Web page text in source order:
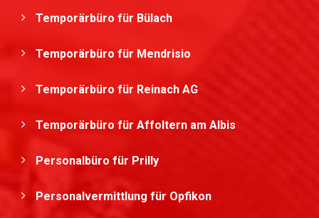
Temporärbüro für Bülach
Temporärbüro für Mendrisio
Temporärbüro für Reinach AG
Temporärbüro für Affoltern am Albis
Personalbüro für Prilly
Personalvermittlung für Opfikon